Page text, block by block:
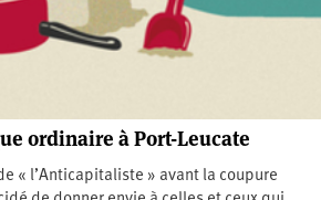
ordinaire à Port-Leucate
« l’Anticapitaliste » avant la coupure